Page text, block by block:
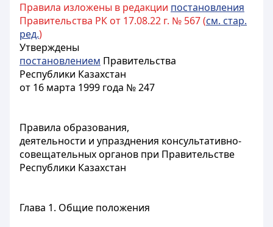
Правила изложены в редакции постановления
Правительства РК от 17.08.22 г. № 567 (см. стар.
ред.)
Утверждены
постановлением Правительства
Республики Казахстан
от 16 марта 1999 года № 247
Правила образования,
деятельности и упразднения консультативно-
совещательных органов при Правительстве
Республики Казахстан
Глава 1. Общие положения